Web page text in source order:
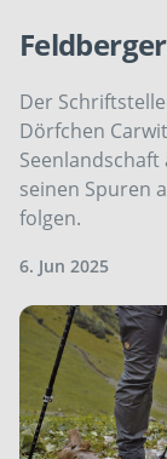
Der
Dörfchen
Seenlandschaft
seinen Spuren
folgen.
6. Jun 2025